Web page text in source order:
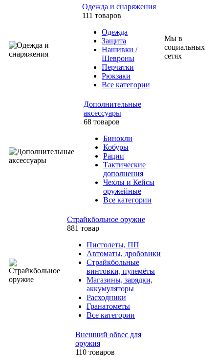
Одежда и снаряжения
111 товаров
Одежда
Защита
Нашивки /
Шевроны
Перчатки
Рюкзаки
Все категории
Дополнительные
аксессуары
68 товаров
Бинокли
Кобуры
Рации
Тактические
дополнения
Чехлы и Кейсы
оружейные
Все категории
Страйкбольное оружие
881 товар
Пистолеты, ПП
Автоматы, дробовики
Страйкбольные
винтовки, пулемёты
Магазины, зарядки,
аккумуляторы
Расходники
Гранатометы
Все категории
Внешний обвес для
оружия
110 товаров
Мы в
социальных
сетях